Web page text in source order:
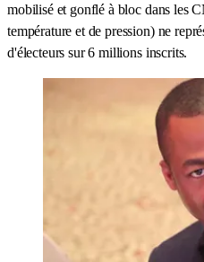
mobilisé et gonflé à bloc dans les
température et de pression) ne
d'électeurs sur 6 millions inscrits.